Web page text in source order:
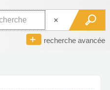
recherche avancée